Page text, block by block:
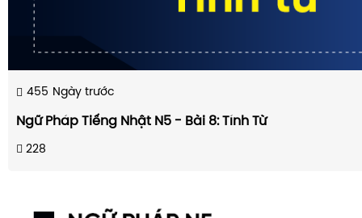
455 Ngày trước
Ngữ Pháp Tiếng Nhật N5 - Bài 8: Tính Từ
228